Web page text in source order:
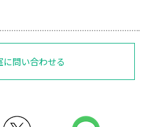
に問い合わせる